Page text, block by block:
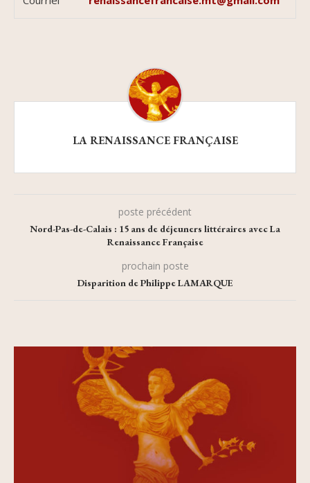
LA RENAISSANCE FRANÇAISE
poste précédent
Nord-Pas-de-Calais : 15 ans de déjeuners littéraires avec La
Renaissance Française
prochain poste
Disparition de Philippe LAMARQUE